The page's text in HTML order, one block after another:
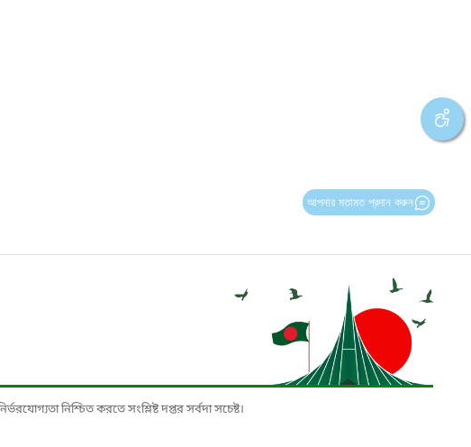
আপনার মতামত প্রদান করুন
নিশ্চিত করতে সংশ্লিষ্ট দপ্তর সর্বদা সচেষ্ট।